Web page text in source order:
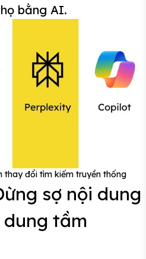
bằng AI.
thay đổi tìm kiếm truyền thống
sợ nội dung
dung tầm